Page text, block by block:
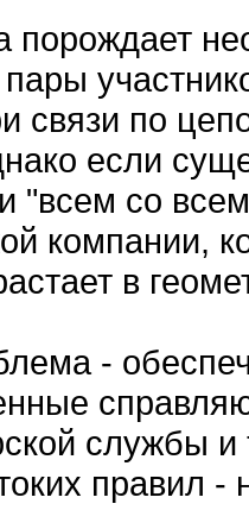
порождает
связи по
если
"всем со
компании,
в
-
службы и
правил -